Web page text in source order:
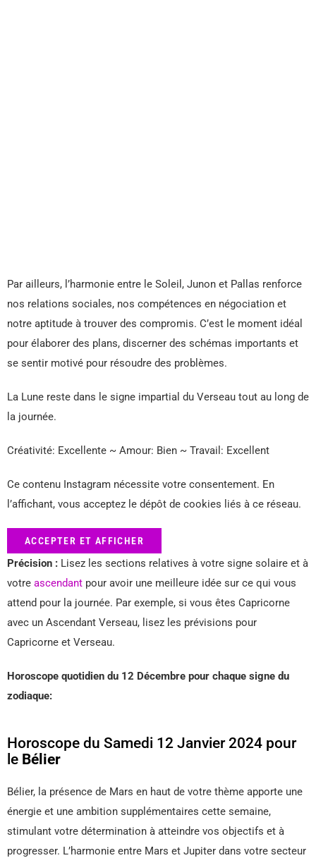
Par ailleurs, l’harmonie entre le Soleil, Junon et Pallas renforce
nos relations sociales, nos compétences en négociation et
notre aptitude à trouver des compromis. C’est le moment idéal
pour élaborer des plans, discerner des schémas importants et
se sentir motivé pour résoudre des problèmes.
La Lune reste dans le signe impartial du Verseau tout au long de
la journée.
Créativité: Excellente ~ Amour: Bien ~ Travail: Excellent
Ce contenu Instagram nécessite votre consentement. En
l’affichant, vous acceptez le dépôt de cookies liés à ce réseau.
ACCEPTER ET AFFICHER
Précision : Lisez les sections relatives à votre signe solaire et à
votre ascendant pour avoir une meilleure idée sur ce qui vous
attend pour la journée. Par exemple, si vous êtes Capricorne
avec un Ascendant Verseau, lisez les prévisions pour
Capricorne et Verseau.
Horoscope quotidien du 12 Décembre pour chaque signe du
zodiaque:
Horoscope du Samedi 12 Janvier 2024 pour
le Bélier
Bélier, la présence de Mars en haut de votre thème apporte une
énergie et une ambition supplémentaires cette semaine,
stimulant votre détermination à atteindre vos objectifs et à
progresser. L’harmonie entre Mars et Jupiter dans votre secteur